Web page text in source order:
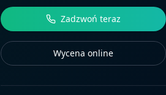
Zadzwoń teraz
Wycena online